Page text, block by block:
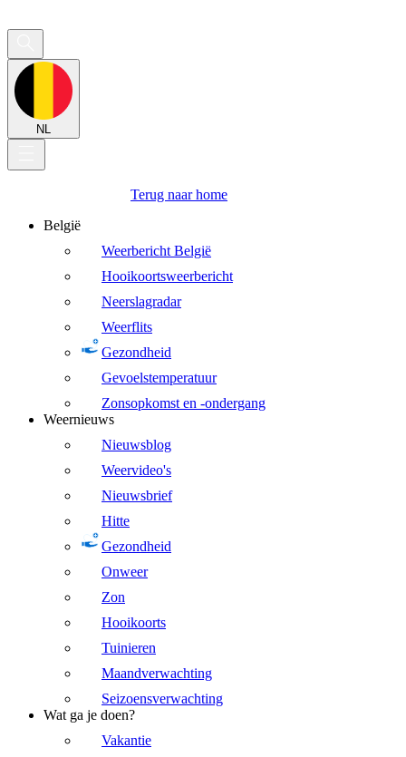
NL
Terug naar home
België
Weerbericht België
Hooikoortsweerbericht
Neerslagradar
Weerflits
Gezondheid
Gevoelstemperatuur
Zonsopkomst en -ondergang
Weernieuws
Nieuwsblog
Weervideo's
Nieuwsbrief
Hitte
Gezondheid
Onweer
Zon
Hooikoorts
Tuinieren
Maandverwachting
Seizoensverwachting
Wat ga je doen?
Vakantie